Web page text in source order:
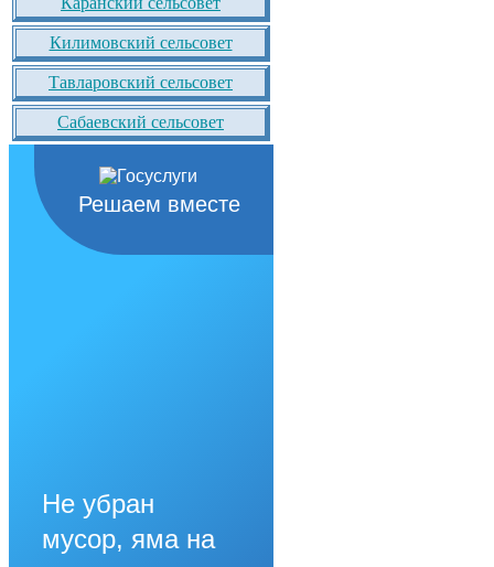
Килимовский сельсовет
Тавларовский сельсовет
Сабаевский сельсовет
Решаем вместе
Не убран
мусор, яма на